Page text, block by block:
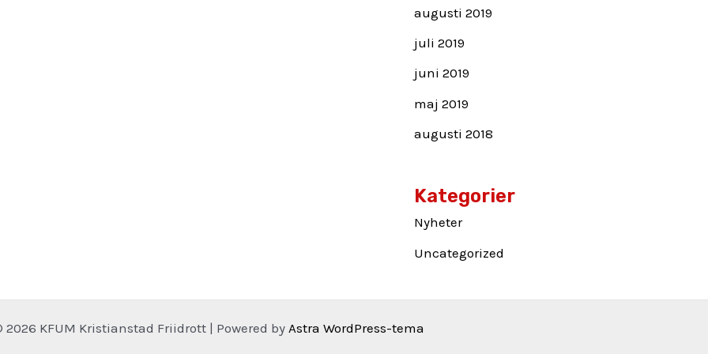
augusti 2019
juli 2019
juni 2019
maj 2019
augusti 2018
Kategorier
Nyheter
Uncategorized
KFUM Kristianstad Friidrott | Powered by Astra WordPress-tema